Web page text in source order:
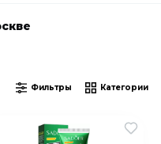
Фильтры Категории